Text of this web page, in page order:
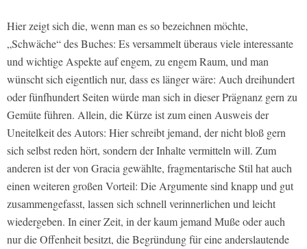
Hier zeigt sich die, wenn man es so bezeichnen möchte,
„Schwäche“ des Buches: Es versammelt überaus viele interessante
und wichtige Aspekte auf engem, zu engem Raum, und man
wünscht sich eigentlich nur, dass es länger wäre: Auch dreihundert
oder fünfhundert Seiten würde man sich in dieser Prägnanz gern zu
Gemüte führen. Allein, die Kürze ist zum einen Ausweis der
Uneitelkeit des Autors: Hier schreibt jemand, der nicht bloß gern
sich selbst reden hört, sondern der Inhalte vermitteln will. Zum
anderen ist der von Gracia gewählte, fragmentarische Stil hat auch
einen weiteren großen Vorteil: Die Argumente sind knapp und gut
zusammengefasst, lassen sich schnell verinnerlichen und leicht
wiedergeben. In einer Zeit, in der kaum jemand Muße oder auch
nur die Offenheit besitzt, die Begründung für eine anderslautende